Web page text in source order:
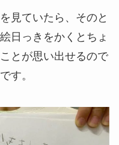
見ていたら、そのと
日っきをかくとちょ
とが思い出せるので
す。